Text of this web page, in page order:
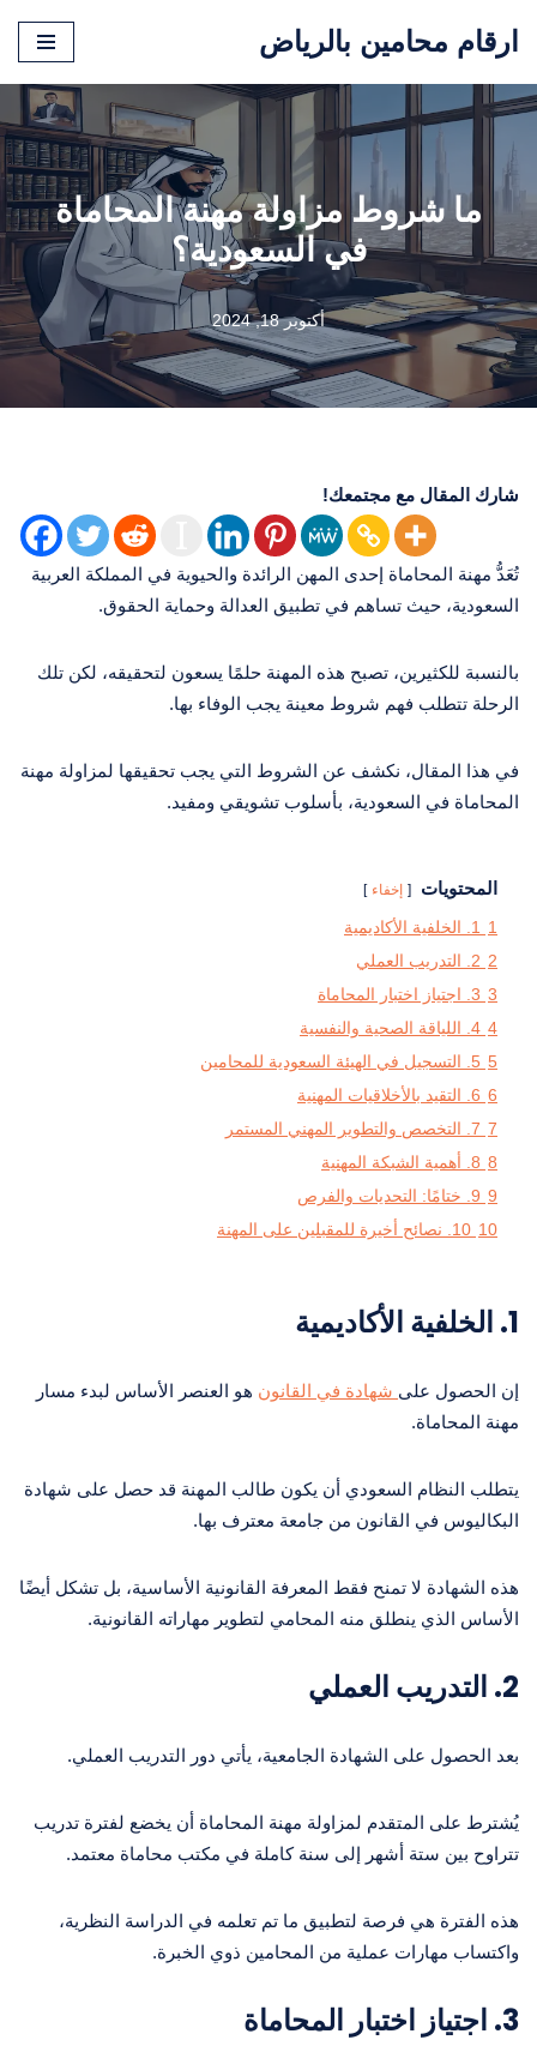
تخطى
إلى
المحتوى
ارقام محامين بالرياض
ما شروط مزاولة مهنة المحاماة
في السعودية؟
أكتوبر 18, 2024
شارك المقال مع مجتمعك!
تُعَدُّ مهنة المحاماة إحدى المهن الرائدة والحيوية في المملكة العربية
السعودية، حيث تساهم في تطبيق العدالة وحماية الحقوق.
بالنسبة للكثيرين، تصبح هذه المهنة حلمًا يسعون لتحقيقه، لكن تلك
الرحلة تتطلب فهم شروط معينة يجب الوفاء بها.
في هذا المقال، نكشف عن الشروط التي يجب تحقيقها لمزاولة مهنة
المحاماة في السعودية، بأسلوب تشويقي ومفيد.
المحتويات إخفاء
1 1. الخلفية الأكاديمية
2 2. التدريب العملي
3 3. اجتياز اختبار المحاماة
4 4. اللياقة الصحية والنفسية
5 5. التسجيل في الهيئة السعودية للمحامين
6 6. التقيد بالأخلاقيات المهنية
7 7. التخصص والتطوير المهني المستمر
8 8. أهمية الشبكة المهنية
9 9. ختامًا: التحديات والفرص
10 10. نصائح أخيرة للمقبلين على المهنة
1. الخلفية الأكاديمية
إن الحصول على شهادة في القانون هو العنصر الأساس لبدء مسار
مهنة المحاماة.
يتطلب النظام السعودي أن يكون طالب المهنة قد حصل على شهادة
البكاليوس في القانون من جامعة معترف بها.
هذه الشهادة لا تمنح فقط المعرفة القانونية الأساسية، بل تشكل أيضًا
الأساس الذي ينطلق منه المحامي لتطوير مهاراته القانونية.
2. التدريب العملي
بعد الحصول على الشهادة الجامعية، يأتي دور التدريب العملي.
يُشترط على المتقدم لمزاولة مهنة المحاماة أن يخضع لفترة تدريب
تتراوح بين ستة أشهر إلى سنة كاملة في مكتب محاماة معتمد.
هذه الفترة هي فرصة لتطبيق ما تم تعلمه في الدراسة النظرية،
واكتساب مهارات عملية من المحامين ذوي الخبرة.
3. اجتياز اختبار المحاماة